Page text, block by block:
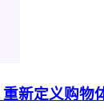
新定义购物